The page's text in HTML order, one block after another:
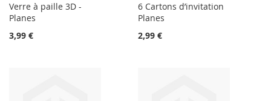
Verre à paille 3D -
Planes
3,99 €
6 Cartons d’invitation
Planes
2,99 €